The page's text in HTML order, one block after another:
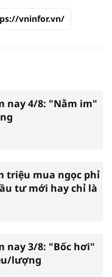
vninfor.vn/
nay 4/8: "Nằm im"
triệu mua ngọc phỉ
tư mới hay chỉ là
nay 3/8: "Bốc hơi"
lượng